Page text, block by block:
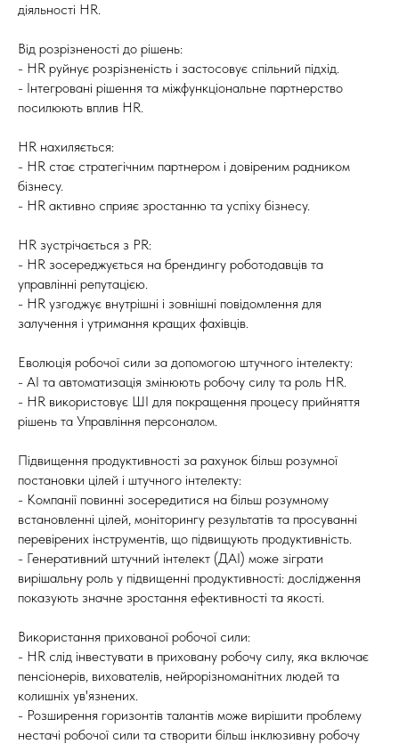
діяльності HR.
Від розрізненості до рішень:
- HR руйнує розрізненість і застосовує спільний підхід.
- Інтегровані рішення та міжфункціональне партнерство
посилюють вплив HR.
HR нахиляється:
- HR стає стратегічним партнером і довіреним радником
бізнесу.
- HR активно сприяє зростанню та успіху бізнесу.
HR зустрічається з PR:
- HR зосереджується на брендингу роботодавців та
управлінні репутацією.
- HR узгоджує внутрішні і зовнішні повідомлення для
залучення і утримання кращих фахівців.
Еволюція робочої сили за допомогою штучного інтелекту:
- AI та автоматизація змінюють робочу силу та роль HR.
- HR використовує ШІ для покращення процесу прийняття
рішень та Управління персоналом.
Підвищення продуктивності за рахунок більш розумної
постановки цілей і штучного інтелекту:
- Компанії повинні зосередитися на більш розумному
встановленні цілей, моніторингу результатів та просуванні
перевірених інструментів, що підвищують продуктивність.
- Генеративний штучний інтелект (ДАІ) може зіграти
вирішальну роль у підвищенні продуктивності: дослідження
показують значне зростання ефективності та якості.
Використання прихованої робочої сили:
- HR слід інвестувати в приховану робочу силу, яка включає
пенсіонерів, вихователів, нейрорізноманітних людей та
колишніх ув'язнених.
- Розширення горизонтів талантів може вирішити проблему
нестачі робочої сили та створити більш інклюзивну робочу